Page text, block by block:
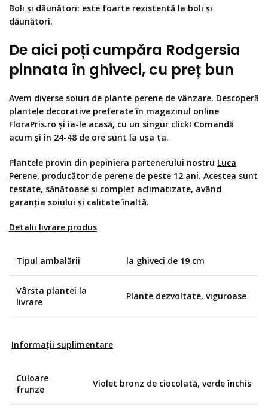
Boli și dăunători: este foarte rezistentă la boli și
dăunători.
De aici poți cumpăra Rodgersia
pinnata în ghiveci, cu preț bun
Avem diverse soiuri de plante perene de vânzare. Descoperă
plantele decorative preferate în magazinul online
FloraPris.ro și ia-le acasă, cu un singur click! Comandă
acum și în 24-48 de ore sunt la ușa ta.
Plantele provin din pepiniera partenerului nostru Luca
Perene, producător de perene de peste 12 ani. Acestea sunt
testate, sănătoase și complet aclimatizate, având
garanția soiului și calitate înaltă.
Detalii livrare produs
Tipul ambalării la ghiveci de 19 cm
Vârsta plantei la
livrare
Plante dezvoltate, viguroase
Informații suplimentare
Culoare
frunze
Violet bronz de ciocolată, verde închis